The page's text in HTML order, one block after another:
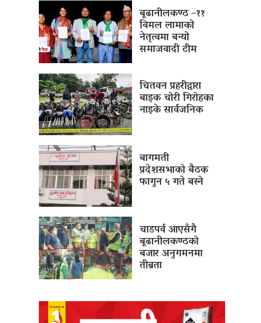
बूढानीलकण्ठ –११
विमल लामाको
नेतृत्वमा बन्यो
समाजवादी टीम
चितवन प्रहरीद्वारा
बाइक चोरी गिरोहका
नाइके सार्वजनिक
बागमती
प्रदेशसभाको बैठक
फागुन ५ गते बस्ने
चाडपर्व आएसँगै
बूढानीलकण्ठको
बजार अनुगमनमा
तीब्रता